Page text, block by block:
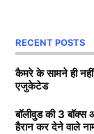
चुके हैं.
Daughters of
खूबसूरत? इन 3
बॉलीवुड की 3
दावा किया गया
धोखा दिया है.
बताया कि उनके
संधू ने बताया है
RECENT POSTS
कैमरे के सामने ही
एजुकेटेड
बॉलीवुड की 3 बॉक्स
हैरान कर देने वाले